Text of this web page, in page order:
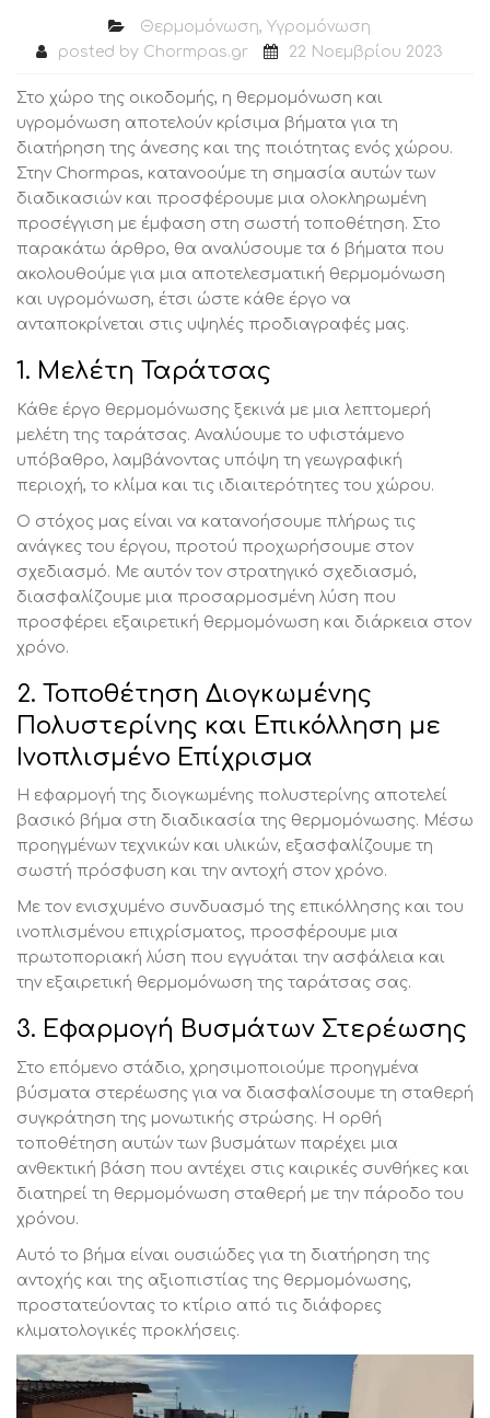
Θερμομόνωση, Υγρομόνωση
posted by Chormpas.gr 22 Νοεμβρίου 2023
Στο χώρο της οικοδομής, η θερμομόνωση και
υγρομόνωση αποτελούν κρίσιμα βήματα για τη
διατήρηση της άνεσης και της ποιότητας ενός χώρου.
Στην Chormpas, κατανοούμε τη σημασία αυτών των
διαδικασιών και προσφέρουμε μια ολοκληρωμένη
προσέγγιση με έμφαση στη σωστή τοποθέτηση. Στο
παρακάτω άρθρο, θα αναλύσουμε τα 6 βήματα που
ακολουθούμε για μια αποτελεσματική θερμομόνωση
και υγρομόνωση, έτσι ώστε κάθε έργο να
ανταποκρίνεται στις υψηλές προδιαγραφές μας.
1. Μελέτη Ταράτσας
Κάθε έργο θερμομόνωσης ξεκινά με μια λεπτομερή
μελέτη της ταράτσας. Αναλύουμε το υφιστάμενο
υπόβαθρο, λαμβάνοντας υπόψη τη γεωγραφική
περιοχή, το κλίμα και τις ιδιαιτερότητες του χώρου.
Ο στόχος μας είναι να κατανοήσουμε πλήρως τις
ανάγκες του έργου, προτού προχωρήσουμε στον
σχεδιασμό. Με αυτόν τον στρατηγικό σχεδιασμό,
διασφαλίζουμε μια προσαρμοσμένη λύση που
προσφέρει εξαιρετική θερμομόνωση και διάρκεια στον
χρόνο.
2. Τοποθέτηση Διογκωμένης
Πολυστερίνης και Επικόλληση με
Ινοπλισμένο Επίχρισμα
Η εφαρμογή της διογκωμένης πολυστερίνης αποτελεί
βασικό βήμα στη διαδικασία της θερμομόνωσης. Μέσω
προηγμένων τεχνικών και υλικών, εξασφαλίζουμε τη
σωστή πρόσφυση και την αντοχή στον χρόνο.
Με τον ενισχυμένο συνδυασμό της επικόλλησης και του
ινοπλισμένου επιχρίσματος, προσφέρουμε μια
πρωτοποριακή λύση που εγγυάται την ασφάλεια και
την εξαιρετική θερμομόνωση της ταράτσας σας.
3. Εφαρμογή Βυσμάτων Στερέωσης
Στο επόμενο στάδιο, χρησιμοποιούμε προηγμένα
βύσματα στερέωσης για να διασφαλίσουμε τη σταθερή
συγκράτηση της μονωτικής στρώσης. Η ορθή
τοποθέτηση αυτών των βυσμάτων παρέχει μια
ανθεκτική βάση που αντέχει στις καιρικές συνθήκες και
διατηρεί τη θερμομόνωση σταθερή με την πάροδο του
χρόνου.
Αυτό το βήμα είναι ουσιώδες για τη διατήρηση της
αντοχής και της αξιοπιστίας της θερμομόνωσης,
προστατεύοντας το κτίριο από τις διάφορες
κλιματολογικές προκλήσεις.